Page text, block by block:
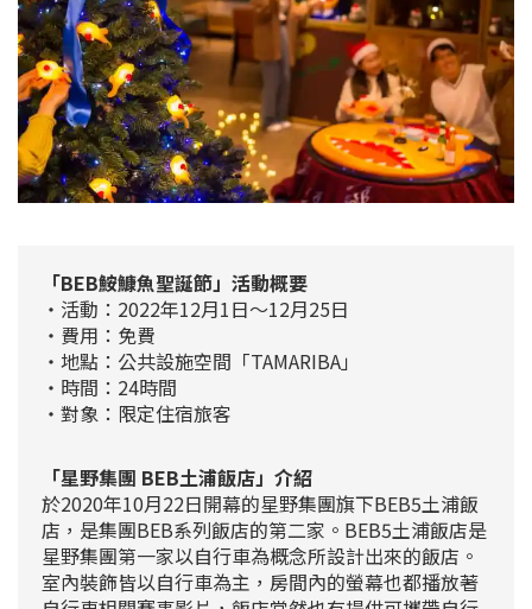
「BEB鮟鱇魚聖誕節」活動概要
・活動：2022年12月1日～12月25日
・費用：免費
・地點： 公共設施空間 「TAMARIBA」
・時間：24時間
・對象：限定住宿旅客
「星野集團 BEB土浦飯店」介紹
於2020年10月22日開幕的星野集團旗下BEB5土浦飯
店，是集團BEB系列飯店的第二家。BEB5土浦飯店是
星野集團第一家以自行車為概念所設計出來的飯店。
室內裝飾皆以自行車為主，房間內的螢幕也都播放著